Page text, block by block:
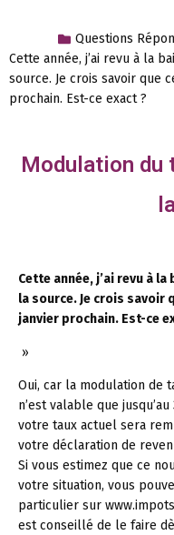
Questions
Cette année, j’ai revu à la
source. Je crois savoir que
prochain. Est-ce exact ?
Modulation du
Cette année, j’ai revu à
la source. Je crois savoir
janvier prochain. Est-ce
»
Oui, car la modulation de
n’est valable que
votre taux actuel sera
votre déclaration de
Si vous estimez que ce
votre situation, vous
particulier sur
est conseillé de le faire